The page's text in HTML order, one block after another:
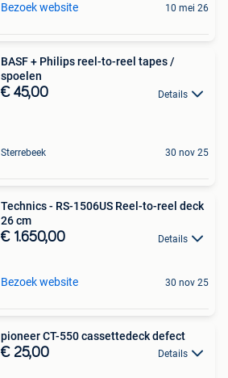
Bezoek website 10 mei 26
BASF + Philips reel-to-reel tapes /
spoelen
€ 45,00 Details
Sterrebeek 30 nov 25
Technics - RS-1506US Reel-to-reel deck
26 cm
€ 1.650,00 Details
Bezoek website 30 nov 25
pioneer CT-550 cassettedeck defect
€ 25,00 Details